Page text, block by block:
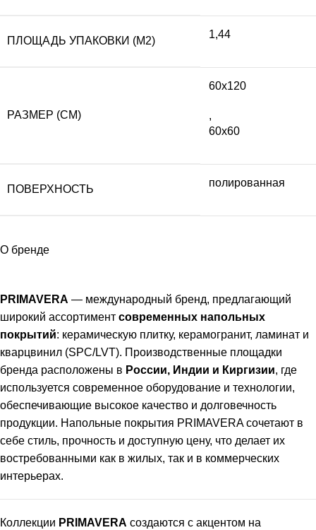
ПЛОЩАДЬ УПАКОВКИ (М2)
1,44
РАЗМЕР (СМ)
60х120
,
60х60
ПОВЕРХНОСТЬ
полированная
О бренде
PRIMAVERA — международный бренд, предлагающий
широкий ассортимент современных напольных
покрытий: керамическую плитку, керамогранит, ламинат и
кварцвинил (SPC/LVT). Производственные площадки
бренда расположены в России, Индии и Киргизии, где
используется современное оборудование и технологии,
обеспечивающие высокое качество и долговечность
продукции. Напольные покрытия PRIMAVERA сочетают в
себе стиль, прочность и доступную цену, что делает их
востребованными как в жилых, так и в коммерческих
интерьерах.
Коллекции PRIMAVERA создаются с акцентом на